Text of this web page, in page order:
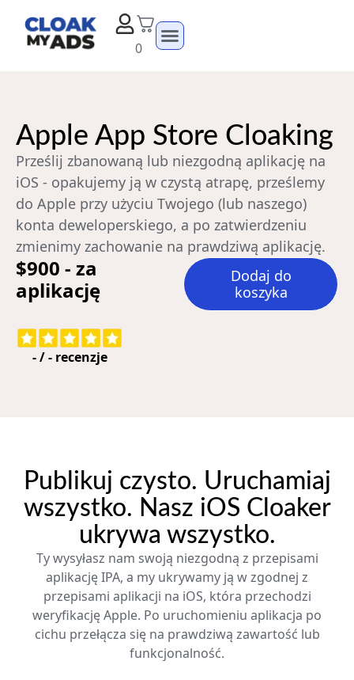
0
Apple App Store Cloaking
Prześlij zbanowaną lub niezgodną aplikację na
iOS - opakujemy ją w czystą atrapę, prześlemy
do Apple przy użyciu Twojego (lub naszego)
konta deweloperskiego, a po zatwierdzeniu
zmienimy zachowanie na prawdziwą aplikację.
$900 - za
aplikację
Dodaj do
koszyka
-/- recenzje
Publikuj czysto. Uruchamiaj
wszystko. Nasz iOS Cloaker
ukrywa wszystko.
Ty wysyłasz nam swoją niezgodną z przepisami
aplikację IPA, a my ukrywamy ją w zgodnej z
przepisami aplikacji na iOS, która przechodzi
weryfikację Apple. Po uruchomieniu aplikacja po
cichu przełącza się na prawdziwą zawartość lub
funkcjonalność.